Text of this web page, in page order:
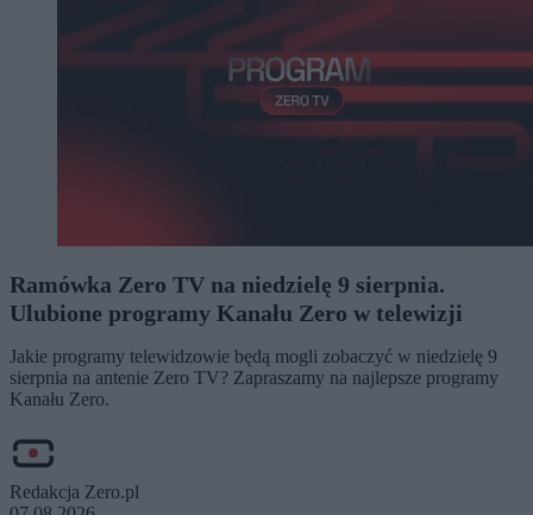
Ramówka Zero TV na niedzielę 9 sierpnia.
Ulubione programy Kanału Zero w telewizji
Jakie programy telewidzowie będą mogli zobaczyć w niedzielę 9
sierpnia na antenie Zero TV? Zapraszamy na najlepsze programy
Kanału Zero.
Redakcja Zero.pl